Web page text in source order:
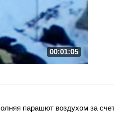
00:01:05
парашют воздухом за